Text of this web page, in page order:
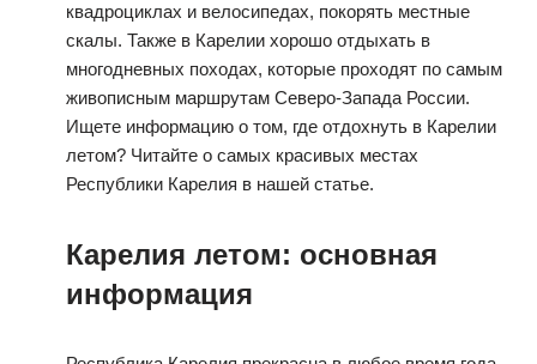
квадроциклах и велосипедах, покорять местные
скалы. Также в Карелии хорошо отдыхать в
многодневных походах, которые проходят по самым
живописным маршрутам Северо-Запада России.
Ищете информацию о том, где отдохнуть в Карелии
летом? Читайте о самых красивых местах
Республики Карелия в нашей статье.
Карелия летом: основная
информация